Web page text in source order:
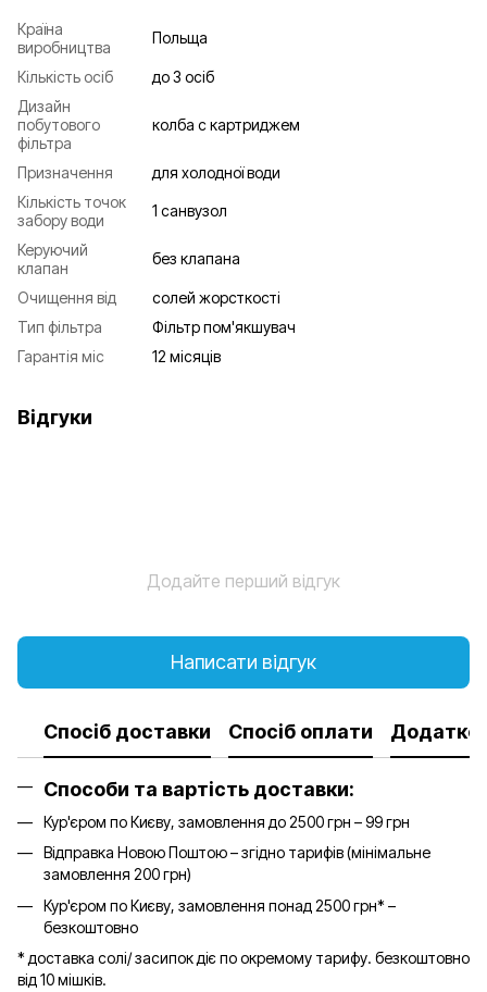
Країна
виробництва
Польща
Кількість осіб
до 3 осіб
Дизайн
побутового
фільтра
колба с картриджем
Призначення
для холодної води
Кількість точок
забору води
1 санвузол
Керуючий
клапан
без клапана
Очищення від
солей жорсткості
Тип фільтра
Фільтр пом'якшувач
Гарантія міс
12 місяців
Відгуки
Додайте перший відгук
Написати відгук
Спосіб доставки Спосіб оплати
Способи та вартість доставки:
Кур'єром по Києву, замовлення до 2500 грн – 99 грн
Відправка Новою Поштою – згідно тарифів (мінімальне
замовлення 200 грн)
Кур'єром по Києву, замовлення понад 2500 грн* –
безкоштовно
* доставка солі/ засипок діє по окремому тарифу. безкоштовно
від 10 мішків.